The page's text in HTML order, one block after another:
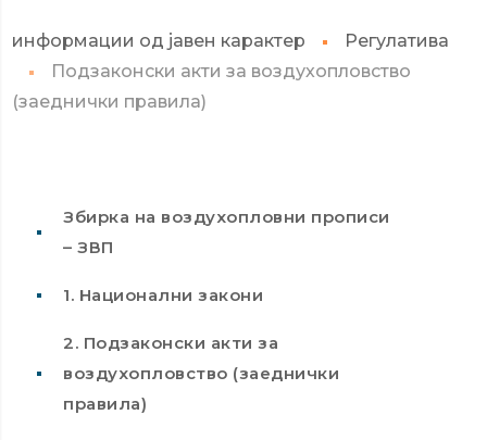
информации од јавен карактер
Регулатива
Подзаконски акти за воздухопловство
(заеднички правила)
Збирка на воздухопловни прописи
– ЗВП
1. Национални закони
2. Подзаконски акти за
воздухопловство (заеднички
правила)